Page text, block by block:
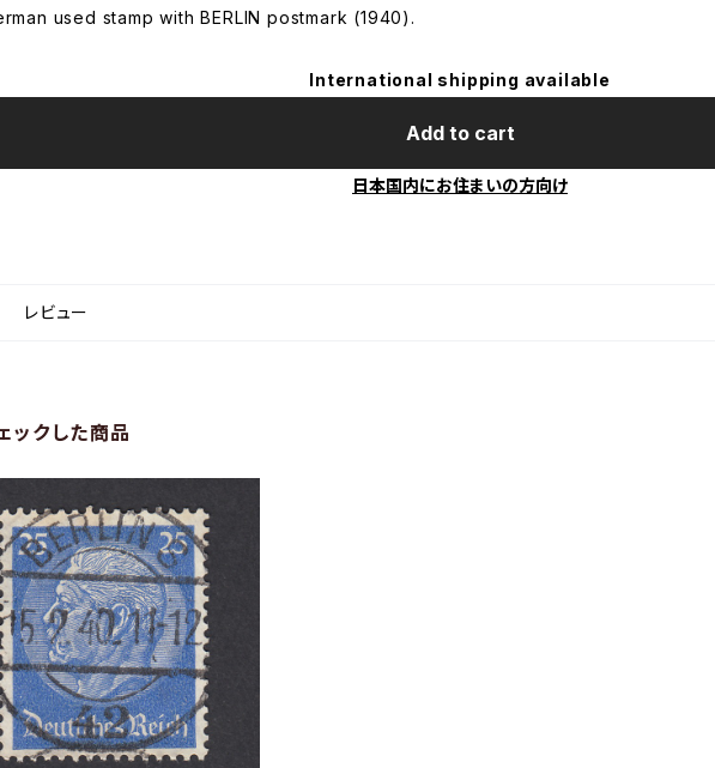
used stamp with BERLIN postmark (1940).
International shipping available
Add to cart
日本国内にお住まいの方向け
レビュー
ックした商品